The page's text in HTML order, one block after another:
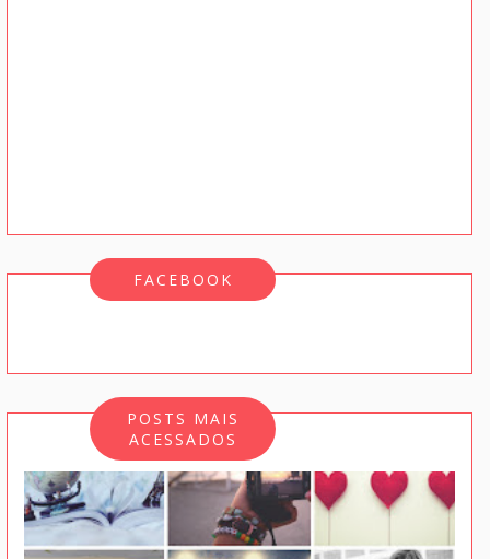
FACEBOOK
POSTS MAIS
ACESSADOS